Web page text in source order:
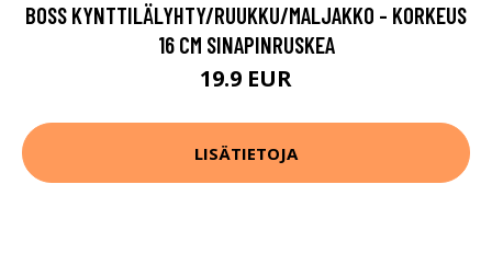
BOSS KYNTTILÄLYHTY/RUUKKU/MALJAKKO - KORKEUS
16 CM SINAPINRUSKEA
19.9 EUR
LISÄTIETOJA